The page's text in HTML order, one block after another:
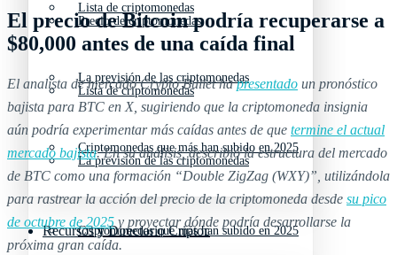
Lista de criptomonedas
La previsión de las criptomonedas
Criptomonedas que más han subido en 2025
Recursos y Directorio Cripto
Precio de criptomonedas
Lista de criptomonedas
La previsión de las criptomonedas
Criptomonedas que más han subido en 2025
El precio de Bitcoin podría recuperarse a
$80,000 antes de una caída final
El analista de mercado Crypto Bullet ha presentado un pronóstico
bajista para BTC en X, sugiriendo que la criptomoneda insignia
aún podría experimentar más caídas antes de que termine el actual
mercado bajista. En su análisis, describió la estructura del mercado
de BTC como una formación “Double ZigZag (WXY)”, utilizándola
para rastrear la acción del precio de la criptomoneda desde su pico
de octubre de 2025 y proyectar dónde podría desarrollarse la
próxima gran caída.